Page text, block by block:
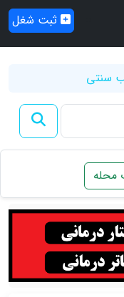
ثبت شغل
سنتی
محله